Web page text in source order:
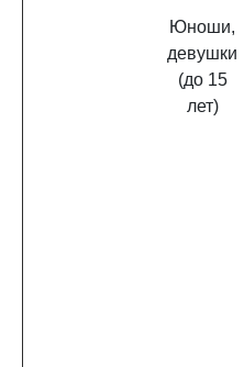
Юноши,
девушки
(до 15
лет)